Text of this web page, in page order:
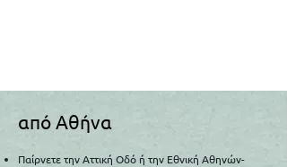
από Αθήνα
Παίρνετε την Αττική Οδό ή την Εθνική Αθηνών-